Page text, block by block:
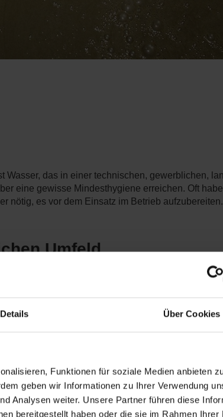
Details Über Cookies
Funktionen für soziale Medien anbieten
geben wir Informationen zu Ihrer Verwendung
Analysen weiter. Unsere Partner führen diese
bereitgestellt haben oder die sie im Rahmen Ihrer
Wasser, das in einer technischen, gewerblichen,
eine gewisse Mindesthygiene erreichen. Oft
nötig, es vor dem Einsatz im Betrieb aufzubereiten.
Umfeld
Lackiervorbehandlung oder der Entfettung wird
der Edelstahlbeize dient das Betriebswasser
Betriebswasser
Betriebswasser. Generell gilt:Betriebswasser
Güteeigenschaften, die das Wasser erfüllen